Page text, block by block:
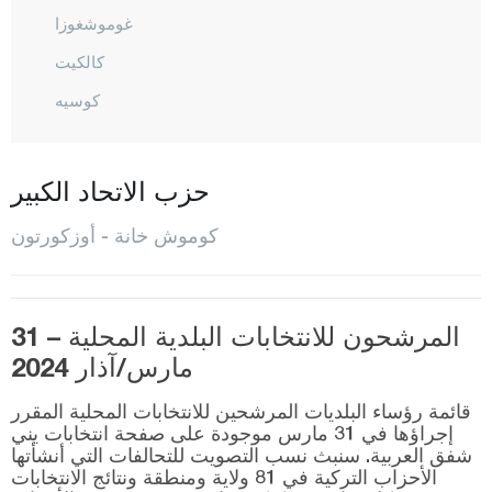
غوموشغوزا
كالكيت
كوسيه
المركز
شيران
سوغوتلو
طورول
أونلوبينار
يشيلبوك
حزب الاتحاد الكبير
كوموش خانة - أوزكورتون
المرشحون للانتخابات البلدية المحلية – 31
مارس/آذار 2024
قائمة رؤساء البلديات المرشحين للانتخابات المحلية المقرر
إجراؤها في 31 مارس موجودة على صفحة انتخابات يني
شفق العربية. سنبث نسب التصويت للتحالفات التي أنشأتها
الأحزاب التركية في 81 ولاية ومنطقة ونتائج الانتخابات